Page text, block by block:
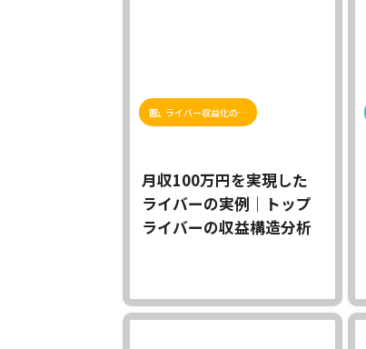
ライバー収益化の…
月収100万円を実現した
ライバーの実例｜トップ
ライバーの収益構造分析